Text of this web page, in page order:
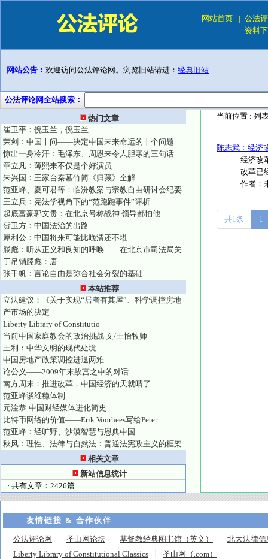
网站首页 | 公法
资料
网站公告： 欢迎访问公法评论网。浏览旧站请进： 经典旧站
公法评论网全站搜索：
热门文章
崔卫平：倪玉兰，倪玉兰
荣剑：中国十问——决定中国未来命运的十个问题
惊出一身冷汗：毛泽东、周恩来令人胆寒的三句话
章立凡：薄熙来不仅是个好演员
朱兴国：王家台秦墓竹简《归藏》全解
范亚峰、夏可君等：临汾教案与宗教自由研讨会纪要
王立兵：宪法学视角下的“范跑跑事件”评析
起底富豪郭文贵：在北京号称战神 领导都怕他
贺卫方：中国法治的出路
犀利公：中国将来可能比晚清还不堪
滕彪：听从正义和良知的呼唤——在北京市司法局关
于吊销滕彪：唐
张千帆：言论自由是弥合社会分裂的基础
本站推荐
立法建议：《关于实现“居者有其屋”、科学调控房地
产市场的决定
Liberty Library of Constitutio
当前中国家庭教会的政治挑战 文/王怡牧师
王利：中华文明的现代处境
中国房地产政策调控进退两难
论公义——2009年末故宫之中的对话
南方周末：推进改革，中国经济的天就晴了
范亚峰谈维稳体制
元淦恭:中国财经媒体进化简史
比特币网络的价值——Erik Voorhees写给Peter
范亚峰：经旷野、沙漠智慧与恩典中国
秋风：理性、法律与自然法：普通法宪政主义的框架
相关文章
新站信息统计
· 共有文章：2426篇
当前位置 : 列
陈志武：经济
经济改
改革已
作者：
共1条 1
友情链接 & 合作伙伴
公法评论网 圣山网论坛 基督教经典图书馆（英文）
北大法律信
Liberty Library of Constitutional Classics
圣山网（.com）